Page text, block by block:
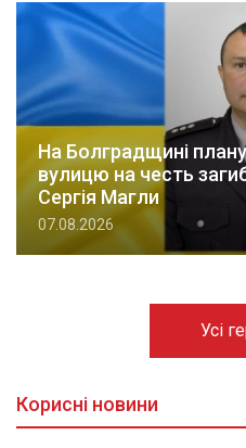
На Болградщині
вулицю на честь
Сергія Магли
07.08.2026
Усі
Корисні новини